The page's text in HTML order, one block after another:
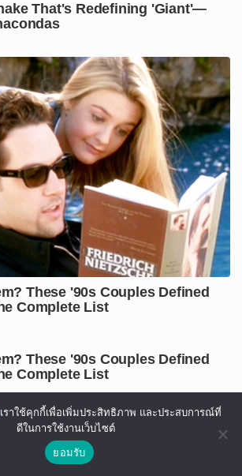
เราใช้คุกกี้เพื่อเพิ่มประสิทธิภาพ และประสบการณ์ที่
ดีในการใช้งานเว็บไซต์
ยอมรับ